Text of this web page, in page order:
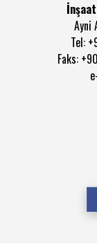
Ayni
Tel:
Faks: